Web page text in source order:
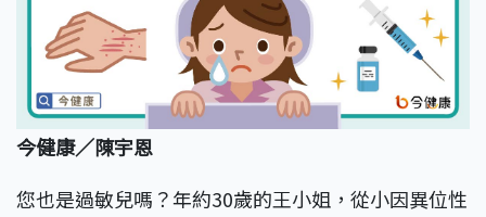
今健康／陳宇恩
您也是過敏兒嗎？年約30歲的王小姐，從小因異位性